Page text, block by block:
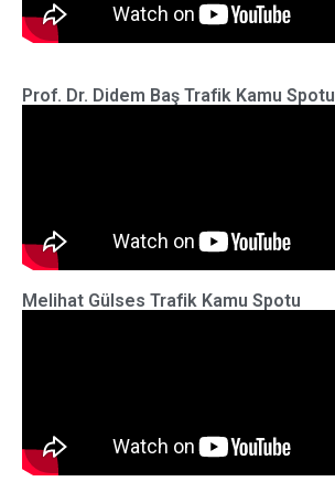
Prof. Dr. Didem Baş Trafik Kamu Spotu
Melihat Gülses Trafik Kamu Spotu